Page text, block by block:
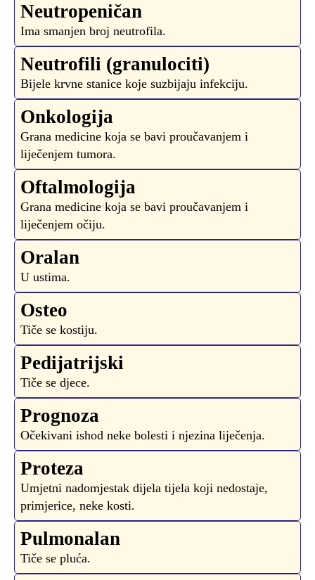
Neutropeničan
Ima smanjen broj neutrofila.
Neutrofili (granulociti)
Bijele krvne stanice koje suzbijaju infekciju.
Onkologija
Grana medicine koja se bavi proučavanjem i
liječenjem tumora.
Oftalmologija
Grana medicine koja se bavi proučavanjem i
liječenjem očiju.
Oralan
U ustima.
Osteo
Tiče se kostiju.
Pedijatrijski
Tiče se djece.
Prognoza
Očekivani ishod neke bolesti i njezina liječenja.
Proteza
Umjetni nadomjestak dijela tijela koji nedostaje,
primjerice, neke kosti.
Pulmonalan
Tiče se pluća.